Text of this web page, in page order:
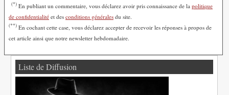
(*) En publiant un commentaire, vous déclarez avoir pris connaissance de la politique
de confidentialité et des conditions générales du site.
(**) En cochant cette case, vous déclarez accepter de recevoir les réponses à propos de
cet article ainsi que notre newsletter hebdomadaire.
Liste de Diffusion